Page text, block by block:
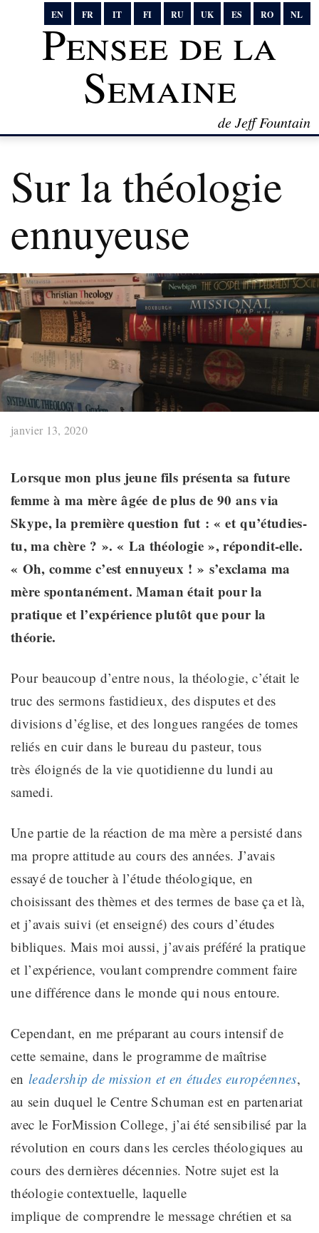
EN FR IT FI RU UK ES RO NL
Pensee de la
Semaine
de Jeff Fountain
Sur la théologie
ennuyeuse
janvier 13, 2020
Lorsque mon plus jeune fils présenta sa future
femme à ma mère âgée de plus de 90 ans via
Skype, la première question fut : «et qu’étudies-
tu, ma chère ? ». « La théologie », répondit-elle.
« Oh, comme c’est ennuyeux ! » s’exclama ma
mère spontanément. Maman était pour la
pratique et l’expérience plutôt que pour la
théorie.
Pour beaucoup d’entre nous, la théologie, c’était le
truc des sermons fastidieux, des disputes et des
divisions d’église, et des longues rangées de tomes
reliés en cuir dans le bureau du pasteur,tous
très éloignés de la vie quotidienne du lundi au
samedi.
Une partie de la réaction de ma mère a persisté dans
ma propreattitude au cours des années. J’avais
essayé de toucher à l’étude théologique, en
choisissant des thèmes et des termes de base ça et là,
et j’avais suivi (et enseigné) des cours d’études
bibliques. Mais moi aussi, j’avais préféré la pratique
et l’expérience, voulant comprendre comment faire
une différence dans le monde qui nous entoure.
Cependant, en me préparant au cours intensif de
cette semaine, dans le programme de maîtrise
enleadership de mission et en études européennes,
au sein duquel le Centre Schuman est en partenariat
avec le ForMission College, j’ai été sensibilisé par la
révolution en cours dans les cercles théologiques au
cours des dernières décennies. Notre sujet est la
théologie contextuelle, laquelle
implique de comprendre le message chrétien et sa